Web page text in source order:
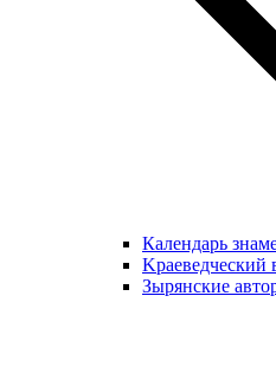
Календарь
Kраеведческий
Зырянские